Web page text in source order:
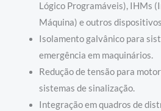
Lógico Programáveis), IHMs
Máquina) e outros
Isolamento galvânico para
emergência em maquinários.
Redução de tensão para
sistemas de sinalização.
Integração em quadros de